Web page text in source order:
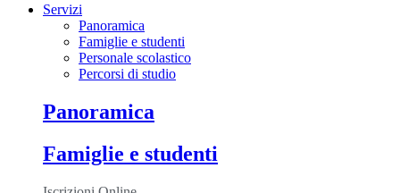
Servizi
Panoramica
Famiglie e studenti
Personale scolastico
Percorsi di studio
Panoramica
Famiglie e studenti